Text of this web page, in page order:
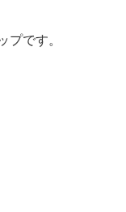
プです。